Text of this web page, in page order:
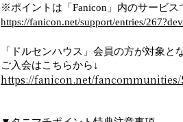
※ポイントは「Fanicon」内のサービス
https://fanicon.net/support/entries/
「ドルセンハウス」会員の方が対象と
ご入会はこちらから↓
https://fanicon.net/fancommunities/